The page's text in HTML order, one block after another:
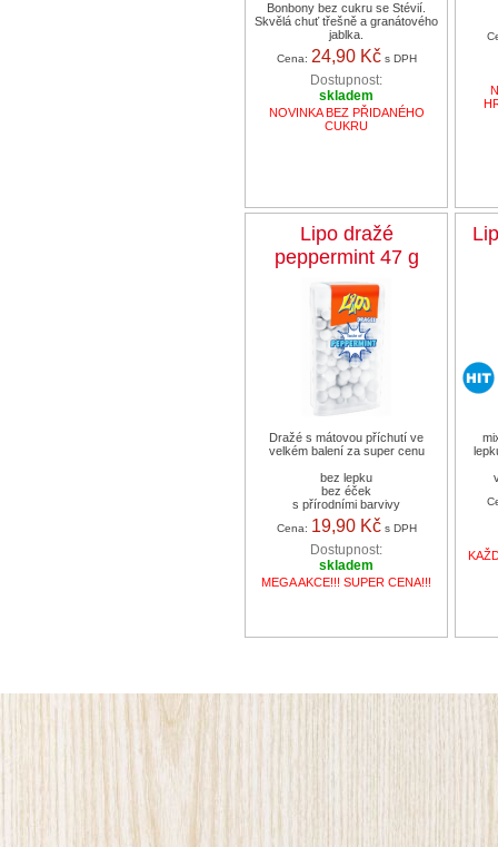
Bonbony bez cukru se Stévií.
Skvělá chuť třešně a granátového
jablka.
Cena: 24,90 Kčs DPH
Dostupnost:
skladem
NOVINKA BEZ PŘIDANÉHO
CUKRU
Lipo dražé
peppermint 47 g
Dražé s mátovou příchutí ve
velkém balení za super cenu
bez lepku
bez éček
s přírodními barvivy
Cena: 19,90 Kčs DPH
Dostupnost:
skladem
MEGA AKCE!!! SUPER CENA!!!